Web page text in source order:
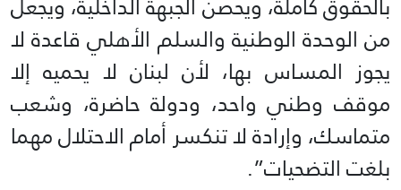
من الوحدة الوطنية والسلم الأهلي قاعدة لا
يجوز المساس بها، لأن لبنان لا يحميه إلا
موقف وطني واحد، ودولة حاضرة، وشعب
متماسك، وإرادة لا تنكسر أمام الاحتلال مهما
بلغت التضحيات”.